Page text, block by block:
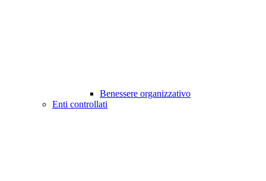
Benessere organizzativo
Enti controllati